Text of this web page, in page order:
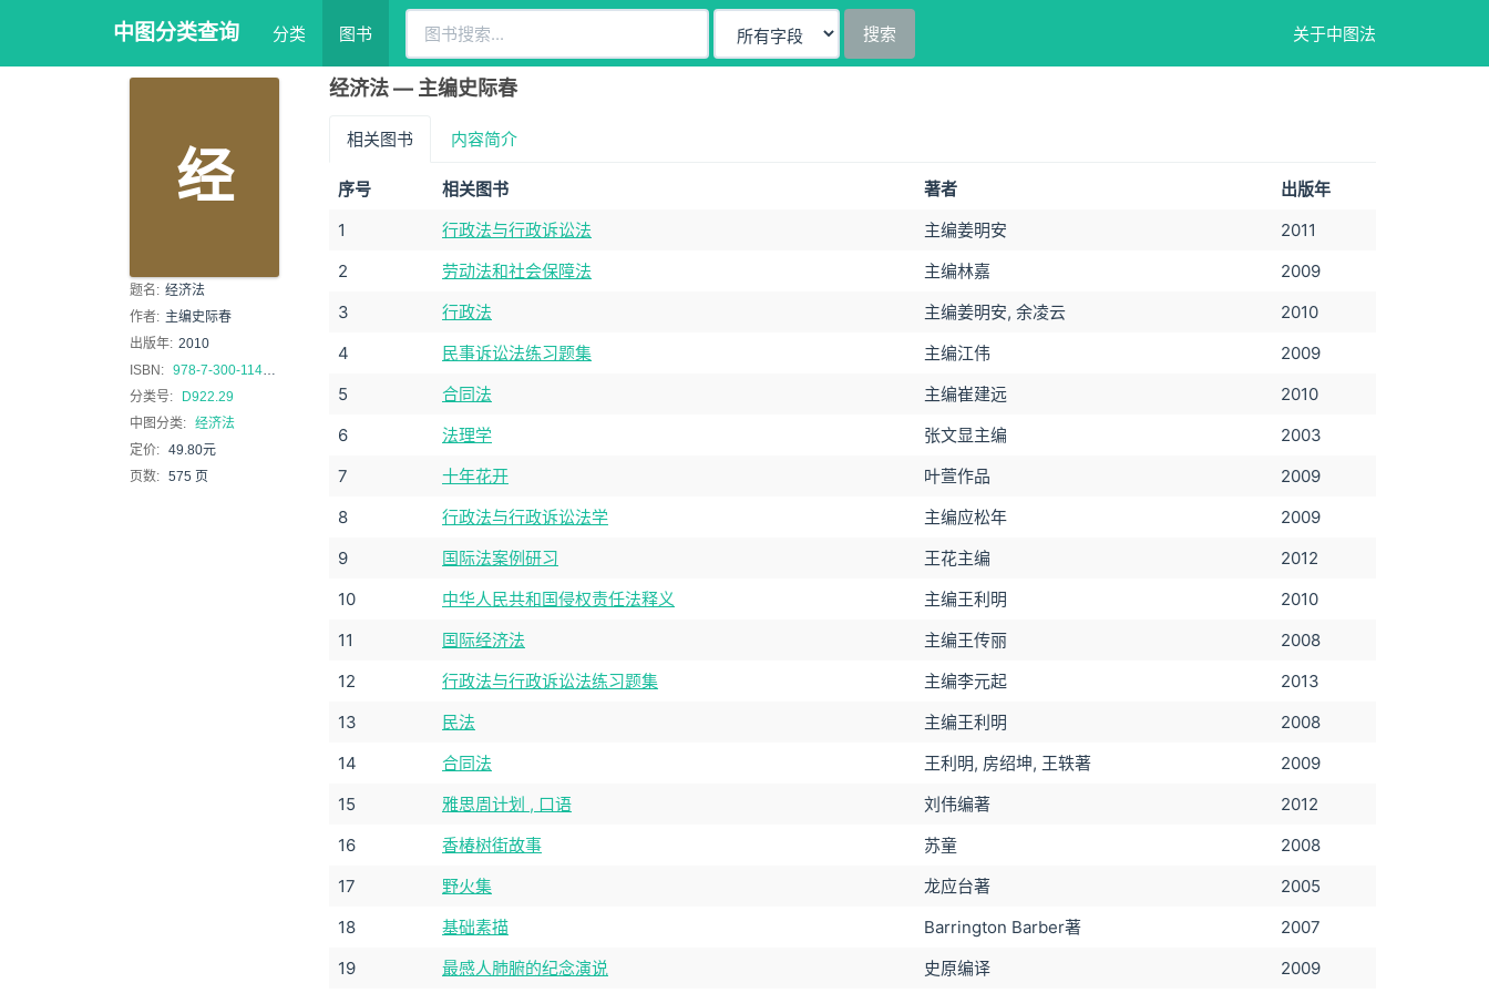
中图分类查询 分类 图书 搜索 关于中图法
经
题名: 经济法
作者: 主编史际春
出版年: 2010
ISBN: 978-7-300-11407-1
分类号:
D922.29
中图分类: 经济法
定价: 49.80元
页数: 575 页
经济法 — 主编史际春
相关图书 内容简介
序号 相关图书 著者
出版年
1
行政法与行政诉讼法 主编姜明安
2011
2
劳动法和社会保障法 主编林嘉
2009
3
行政法 主编姜明安, 余凌云
2010
4
民事诉讼法练习题集 主编江伟
2009
5
合同法 主编崔建远
2010
6
法理学 张文显主编
2003
7
十年花开 叶萱作品
2009
8
行政法与行政诉讼法学 主编应松年
2009
9
国际法案例研习 王花主编
2012
10
中华人民共和国侵权责任法释义 主编王利明
2010
11
国际经济法 主编王传丽
2008
12
行政法与行政诉讼法练习题集 主编李元起
2013
13
民法 主编王利明
2008
14
合同法 王利明, 房绍坤, 王轶著
2009
15
雅思周计划 , 口语 刘伟编著
2012
16
香椿树街故事 苏童
2008
17
野火集 龙应台著
2005
18
基础素描 Barrington Barber著
2007
19
最感人肺腑的纪念演说 史原编译 2009